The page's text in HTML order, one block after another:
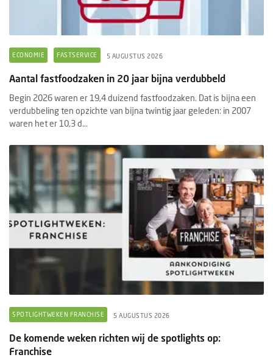
ECONOMIE FASTSERVICE 5 AUGUSTUS 2026
Aantal fastfoodzaken in 20 jaar bijna verdubbeld
Begin 2026 waren er 19,4 duizend fastfoodzaken. Dat is bijna een
verdubbeling ten opzichte van bijna twintig jaar geleden: in 2007
waren het er 10,3 d...
SPOTLIGHTWEKEN FRANCHISE 5 AUGUSTUS 2026
De komende weken richten wij de spotlights op:
Franchise